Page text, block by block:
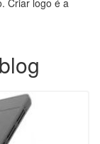
Criar logo é a